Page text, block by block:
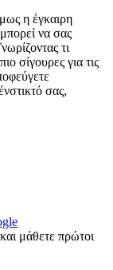
η έγκαιρη
να σας
τι
σίγουρες για τις
σας,
και μάθετε πρώτοι